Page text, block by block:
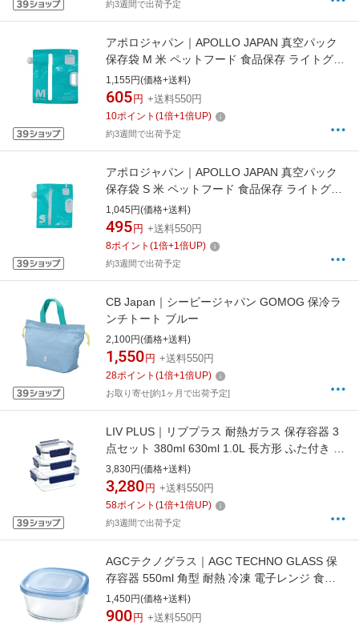
約3週間で出荷予定
アポロジャパン｜APOLLO JAPAN 真空パック
保存袋 M 米 ペットフード 食品保存 ライトグリ
ーン SOH-M
1,155円(価格+送料)
605 円 +送料550円
10ポイント (1倍+1倍UP)
約3週間で出荷予定
アポロジャパン｜APOLLO JAPAN 真空パック
保存袋 S 米 ペットフード 食品保存 ライトグリ
ーン SOH-S
1,045円(価格+送料)
495 円 +送料550円
8ポイント (1倍+1倍UP)
約3週間で出荷予定
CB Japan｜シービージャパン GOMOG 保冷ラ
ンチトート ブルー
2,100円(価格+送料)
1,550 円 +送料550円
28ポイント (1倍+1倍UP)
お取り寄せ[約1ヶ月で出荷予定]
LIV PLUS｜リブプラス 耐熱ガラス 保存容器 3
点セット 380ml 630ml 1.0L 長方形 ふた付き ロ
ック＆ロック トップクラス ブルー LBG422S3
3,830円(価格+送料)
3,280 円 +送料550円
58ポイント (1倍+1倍UP)
約3週間で出荷予定
AGCテクノグラス｜AGC TECHNO GLASS 保
存容器 550ml 角型 耐熱 冷凍 電子レンジ 食洗
機対応 NEWパック＆レンジ アクアブルー
KB3240HBLN
1,450円(価格+送料)
900 円 +送料550円